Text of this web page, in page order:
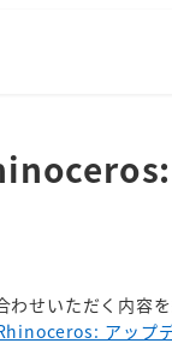
せいただく内容を
Rhinoceros: アップ